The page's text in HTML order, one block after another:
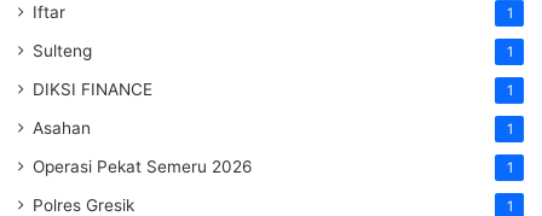
Iftar 1
Sulteng 1
DIKSI FINANCE 1
Asahan 1
Operasi Pekat Semeru 2026 1
Polres Gresik 1